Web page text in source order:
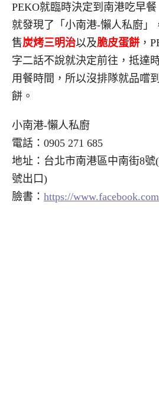
PEKO就臨時決定到南港吃早餐
就發現了「小南港-懶人私廚」
售炭烤三明治以及脆皮蛋餅 ，
字二話不說就決定前往，抵達
用餐時間，所以沒排隊就品嚐
餅。
小南港-懶人私廚
電話：0905 271 685
地址：台北市南港區中南街8
號出口)
臉書： https://